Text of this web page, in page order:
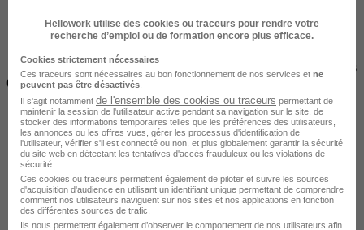
2 jours à 2 semaines
(14h à 70h)
Hellowork utilise des cookies ou traceurs pour rendre votre
recherche d’emploi ou de formation encore plus efficace.
Cookies strictement nécessaires
Ces traceurs sont nécessaires au bon fonctionnement de nos services et ne
peuvent pas être désactivés
Il s'agit notamment de l'ensemble des cookies ou traceurs permettant de
maintenir la session de l'utilisateur active pendant sa navigation sur le site, de
stocker des informations temporaires telles que les préférences des utilisateurs,
les annonces ou les offres vues, gérer les processus d'identification de
l'utilisateur, vérifier s'il est connecté ou non, et plus globalement garantir la sécurité
du site web en détectant les tentatives d'accès frauduleux ou les violations de
sécurité.
Ces cookies ou traceurs permettent également de piloter et suivre les sources
d'acquisition d'audience en utilisant un identifiant unique permettant de comprendre
comment nos utilisateurs naviguent sur nos sites et nos applications en fonction
des différentes sources de trafic.
Ils nous permettent également d’observer le comportement de nos utilisateurs afin